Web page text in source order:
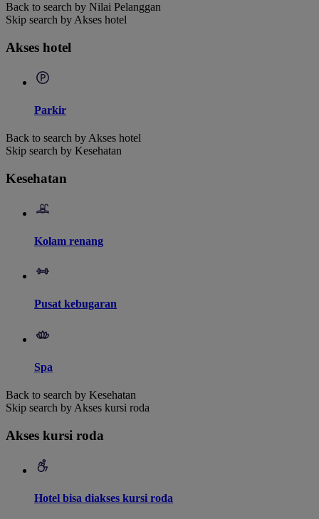
Back to search by Nilai Pelanggan
Skip search by Akses hotel
Akses hotel
Parkir
Back to search by Akses hotel
Skip search by Kesehatan
Kesehatan
Kolam renang
Pusat kebugaran
Spa
Back to search by Kesehatan
Skip search by Akses kursi roda
Akses kursi roda
Hotel bisa diakses kursi roda